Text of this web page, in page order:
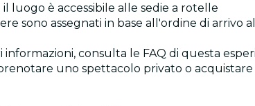
il luogo è accessibile alle sedie a rotelle
sono assegnati in base all'ordine di arrivo
informazioni, consulta le FAQ di questa
prenotare uno spettacolo privato o